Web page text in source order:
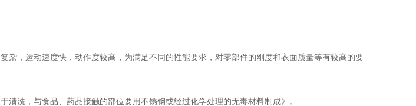
，运动速度快，动作度较高，为满足不同的性能要求，对零部件的刚度和衣面质量等有较高的要
洗，与食品、药品接触的部位要用不锈钢或经过化学处理的无毒材料制成》。